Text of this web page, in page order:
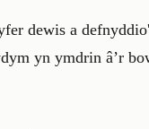
dewis a
yn ymdrin â’r